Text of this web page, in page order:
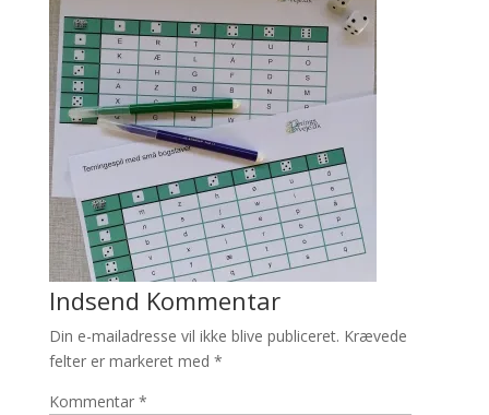
Indsend Kommentar
Din e-mailadresse vil ikke blive publiceret. Krævede
felter er markeret med *
Kommentar *